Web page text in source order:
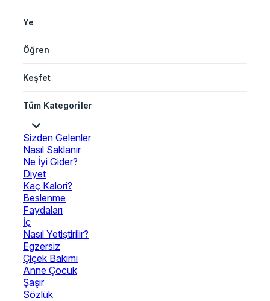
Ye
Öğren
Keşfet
Tüm Kategoriler
Sizden Gelenler
Nasıl Saklanır
Ne İyi Gider?
Diyet
Kaç Kalori?
Beslenme
Faydaları
İç
Nasıl Yetiştirilir?
Egzersiz
Çiçek Bakımı
Anne Çocuk
Şaşır
Sözlük